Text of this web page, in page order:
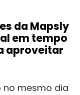
da Mapsly
em tempo
aproveitar
no mesmo dia